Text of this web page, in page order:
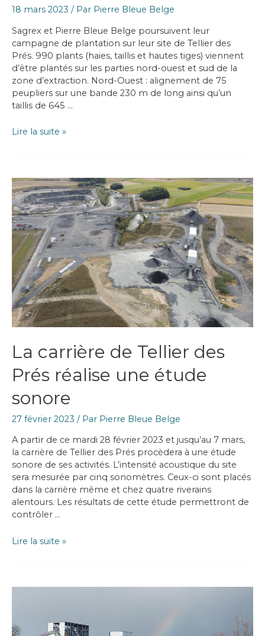
18 mars 2023 / Par Pierre Bleue Belge
Sagrex et Pierre Bleue Belge poursuivent leur
campagne de plantation sur leur site de Tellier des
Prés. 990 plants (haies, taillis et hautes tiges) viennent
d’être plantés sur les parties nord-ouest et sud de la
zone d’extraction. Nord-Ouest : alignement de 75
peupliers sur une bande 230 m de long ainsi qu’un
taillis de 645 …
2600
1
an…
Yes
we
plant
Lire la suite »
La carrière de Tellier des
Prés réalise une étude
sonore
27 février 2023 / Par Pierre Bleue Belge
A partir de ce mardi 28 février 2023 et jusqu’au 7 mars,
la carrière de Tellier des Prés procèdera à une étude
sonore de ses activités. L’intensité acoustique du site
sera mesurée par cinq sonomètres. Ceux-ci sont placés
dans la carrière même et chez quatre riverains
alentours. Les résultats de cette étude permettront de
contrôler …
La
des
une
Lire la suite »